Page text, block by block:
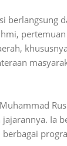
berlangsung
jajarannya. Ia
berbagai